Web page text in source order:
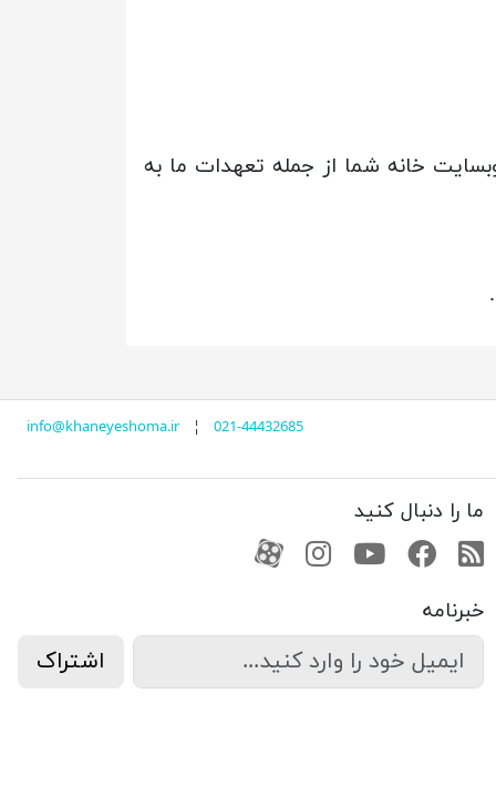
خانه شما از جمله تعهدات ما به
info@khaneyeshoma.ir¦ 021-44432685
ما را دنبال کنید
RSS فیسبوکیوتیوبکانال آپارات
کانال آپارات
خبرنامه
اشتراک